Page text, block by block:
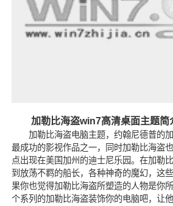
加勒比海盗win7高清桌面主题简
加勒比海盗电脑主题，约翰尼德普的加
最成功的影视作品之一，同时加勒比海盗
点出现在美国加州的迪士尼乐园。在加勒
到放荡不羁的船长，各种神奇的魔幻，这
果你也觉得加勒比海盗所塑造的人物是你
个系列的加勒比海盗装饰你的电脑吧，让